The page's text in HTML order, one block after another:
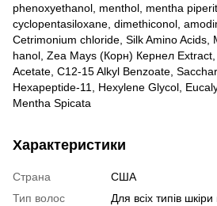
phenoxyethanol, menthol, mentha
cyclopentasiloxane, dimethiconol,
Cetrimonium chloride, Silk Amino Acids,
hanol, Zea Mays (Корн) Кернел
Acetate, C12-15 Alkyl Benzoate,
Hexapeptide-11, Hexylene Glycol,
Mentha Spicata
Характеристики
Страна
США
Тип волос
Для всіх типів шкіри